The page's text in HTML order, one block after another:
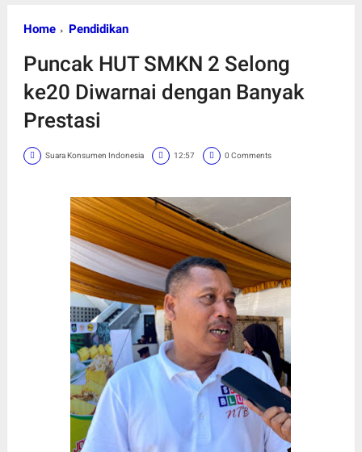
Home Pendidikan
Puncak HUT SMKN 2 Selong
ke20 Diwarnai dengan Banyak
Prestasi
Suara Konsumen Indonesia 12:57 0 Comments